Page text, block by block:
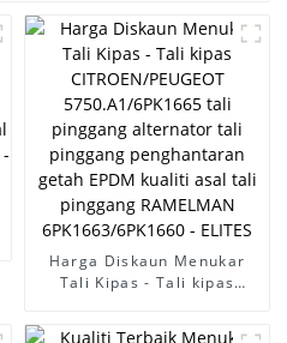
Harga Diskaun Menukar
Tali Kipas - Tali kipas